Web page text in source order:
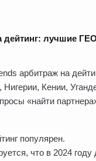
дейтинг: лучшие ГЕО
арбитраж на
Нигерии, Кении,
«найти
популярен.
что в 2024